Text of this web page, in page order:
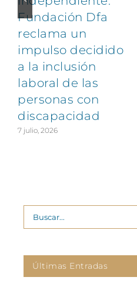
Fundación Dfa
reclama un
impulso decidido
a la inclusión
laboral de las
personas con
discapacidad
7 julio, 2026
Buscar:
Últimas Entradas